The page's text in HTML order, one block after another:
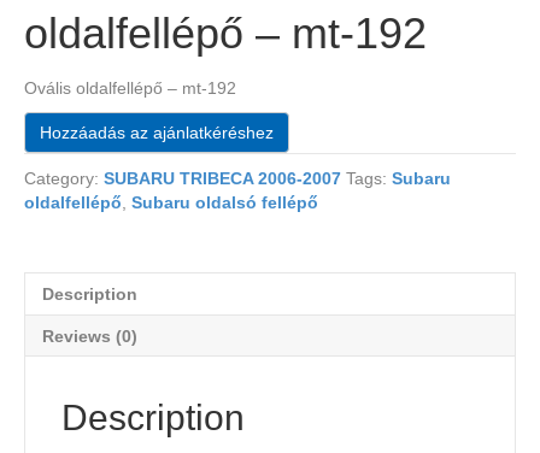
oldalfellépő – mt-192
Ovális oldalfellépő – mt-192
Hozzáadás az ajánlatkéréshez
Category: SUBARU TRIBECA 2006-2007 Tags: Subaru
oldalfellépő, Subaru oldalsó fellépő
Description
Reviews (0)
Description